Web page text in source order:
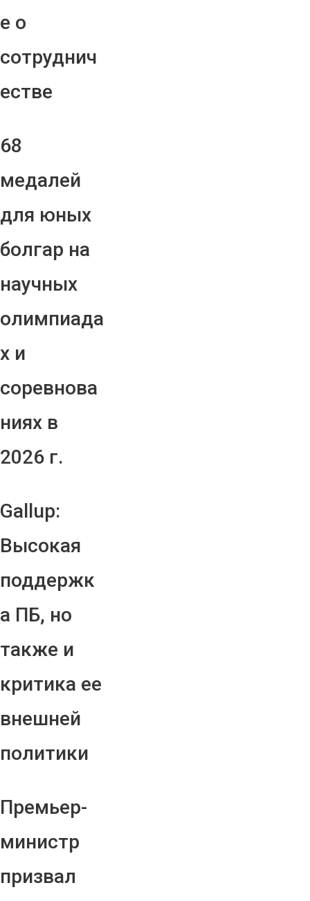
е о
сотруднич
естве
68
медалей
для юных
болгар на
научных
олимпиада
х и
соревнова
ниях в
2026 г.
Gallup:
Высокая
поддержк
а ПБ, но
также и
критика ее
внешней
политики
Премьер-
министр
призвал